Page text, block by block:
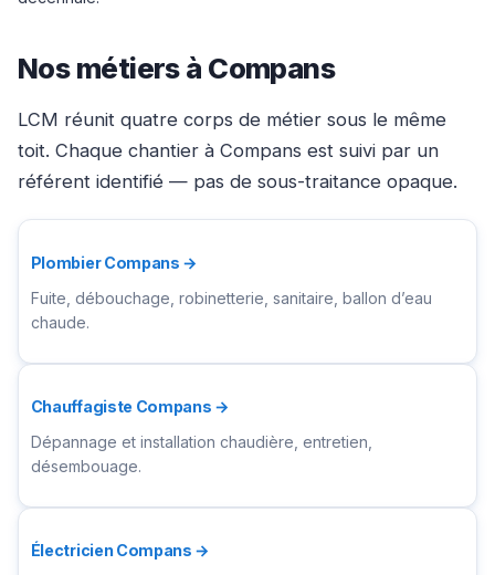
Nos métiers à Compans
LCM réunit quatre corps de métier sous le même
toit. Chaque chantier à Compans est suivi par un
référent identifié — pas de sous-traitance opaque.
Plombier Compans →
Fuite, débouchage, robinetterie, sanitaire, ballon d’eau
chaude.
Chauffagiste Compans →
Dépannage et installation chaudière, entretien,
désembouage.
Électricien Compans →